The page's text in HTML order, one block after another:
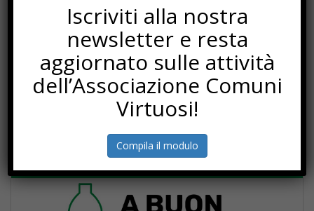
Iscriviti alla nostra
newsletter e resta
aggiornato sulle attività
dell’Associazione Comuni
Virtuosi!
Compila il modulo